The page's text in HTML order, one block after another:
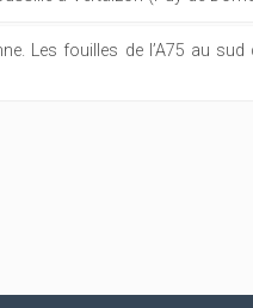
Les fouilles de l’A75 au